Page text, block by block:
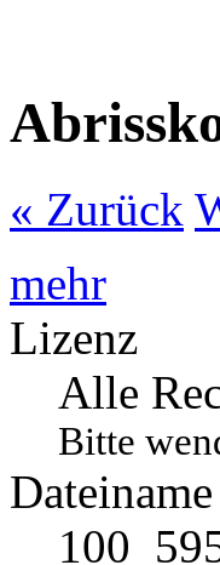
« Zurück
mehr
Lizenz
Alle
Bitte
Dateiname